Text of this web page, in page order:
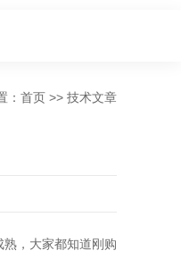
： 首页 >> 技术文章
，大家都知道刚购